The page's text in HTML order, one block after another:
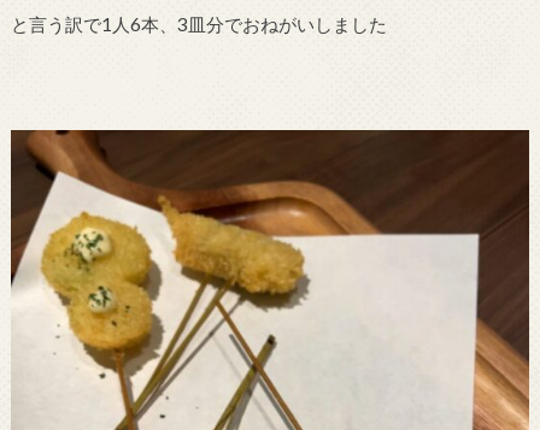
と言う訳で1人6本、3皿分でおねがいしました